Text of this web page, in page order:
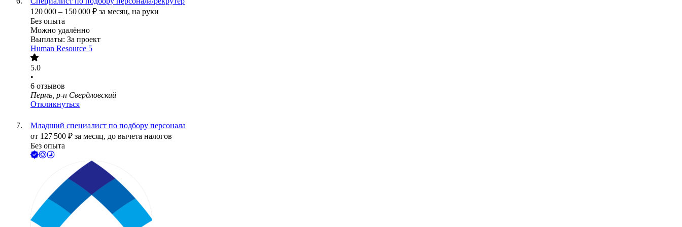
120 000 – 150 000 ₽ за месяц, на руки
Без опыта
Можно удалённо
Выплаты: За проект
Human Resource 5
5.0
•
6 отзывов
Пермь, р-н Свердловский
Откликнуться
Младший специалист по подбору персонала
от 127 500 ₽ за месяц, до вычета налогов
Без опыта